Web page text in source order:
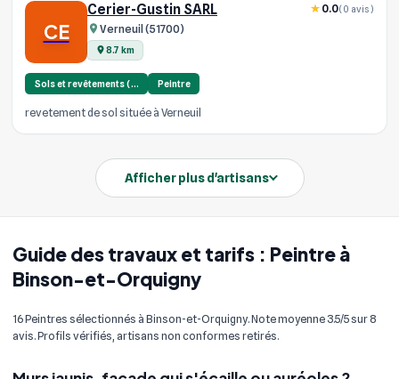
Guide des travaux et tarifs : Peintre à
Binson-et-Orquigny
16 Peintres sélectionnés à Binson-et-Orquigny. Note moyenne 3.5/5 sur 8
avis. Profils vérifiés, artisans non conformes retirés.
CE
Cerier-Gustin SARL
Verneuil (51700)
8.7 km
0.0(0 avis)
Sols et revêtements (… Peintre
revetement de sol située à Verneuil
Afficher plus d'artisans